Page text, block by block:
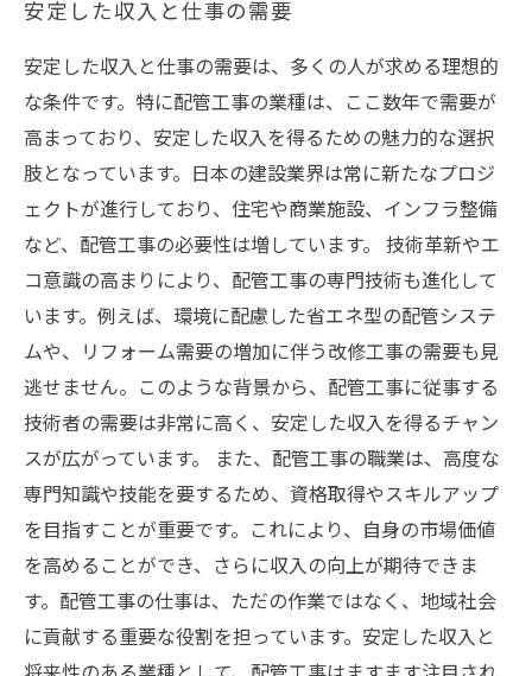
安定した収入と仕事の需要
安定した収入と仕事の需要は、多くの人が求める理想的
な条件です。特に配管工事の業種は、ここ数年で需要が
高まっており、安定した収入を得るための魅力的な選択
肢となっています。日本の建設業界は常に新たなプロジ
ェクトが進行しており、住宅や商業施設、インフラ整備
など、配管工事の必要性は増しています。 技術革新やエ
コ意識の高まりにより、配管工事の専門技術も進化して
います。例えば、環境に配慮した省エネ型の配管システ
ムや、リフォーム需要の増加に伴う改修工事の需要も見
逃せません。このような背景から、配管工事に従事する
技術者の需要は非常に高く、安定した収入を得るチャン
スが広がっています。 また、配管工事の職業は、高度な
専門知識や技能を要するため、資格取得やスキルアップ
を目指すことが重要です。これにより、自身の市場価値
を高めることができ、さらに収入の向上が期待できま
す。配管工事の仕事は、ただの作業ではなく、地域社会
に貢献する重要な役割を担っています。安定した収入と